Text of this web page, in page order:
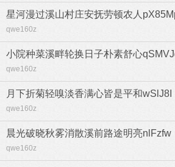
星河漫过溪山村庄安抚劳顿农人
qwe160z
小院种菜溪畔轮换日子朴素舒心
qwe160z
月下折菊轻嗅淡香满心皆是平和wSlJ8I
qwe160z
晨光破晓秋雾消散溪前路途明亮nlFzfw
qwe160z